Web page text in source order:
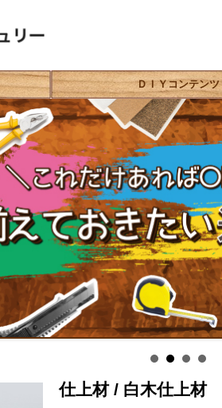
ＤＩＹコンテンツ
仕上材 / 白木仕上材